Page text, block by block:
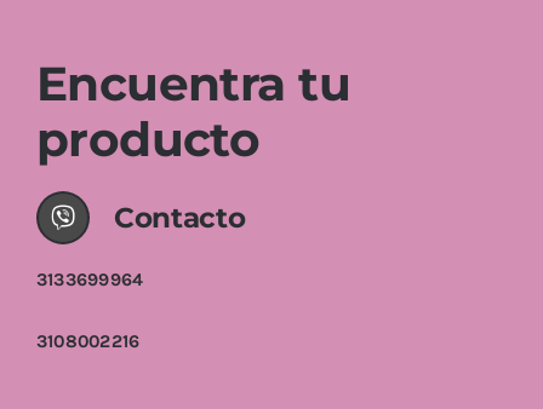
Encuentra tu
producto
Contacto
3133699964
3108002216